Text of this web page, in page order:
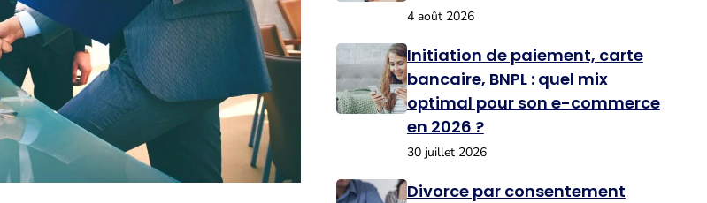
4 août 2026
Initiation de paiement, carte
bancaire, BNPL : quel mix
optimal pour son e-commerce
en 2026 ?
30 juillet 2026
Divorce par consentement